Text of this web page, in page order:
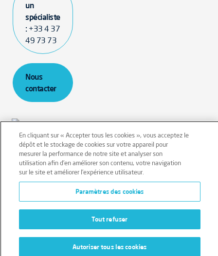
un
spécialiste
: +33 4 37
49 73 73
Nous
contacter
Mentions légales
Conditions générales
Données personnelles
Données personnelles – Volontaires
En cliquant sur « Accepter tous les cookies », vous acceptez le
dépôt et le stockage de cookies sur votre appareil pour
mesurer la performance de notre site et analyser son
utilisation afin d’en améliorer son contenu, votre navigation
sur le site et améliorer l’expérience utilisateur.
Paramètres des cookies
Tout refuser
Autoriser tous les cookies